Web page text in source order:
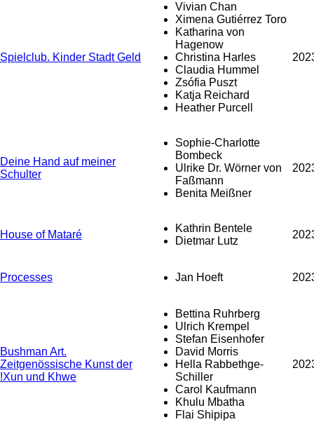
Spielclub. Kinder Stadt Geld
Vivian Chan
Ximena Gutiérrez Toro
Katharina von
Hagenow
Christina Harles
Claudia Hummel
Zsófia Puszt
Katja Reichard
Heather Purcell
Deine Hand auf meiner
Schulter
Sophie-Charlotte
Bombeck
Ulrike Dr. Wörner von
Faßmann
Benita Meißner
House of Mataré
Kathrin Bentele
Dietmar Lutz
Processes Jan Hoeft
Bushman Art.
Zeitgenössische Kunst der
!Xun und Khwe
Bettina Ruhrberg
Ulrich Krempel
Stefan Eisenhofer
David Morris
Hella Rabbethge-
Schiller
Carol Kaufmann
Khulu Mbatha
Flai Shipipa